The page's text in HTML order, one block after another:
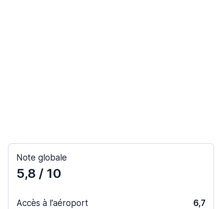
Note globale
5,8 / 10
Accès à l'aéroport 6,7